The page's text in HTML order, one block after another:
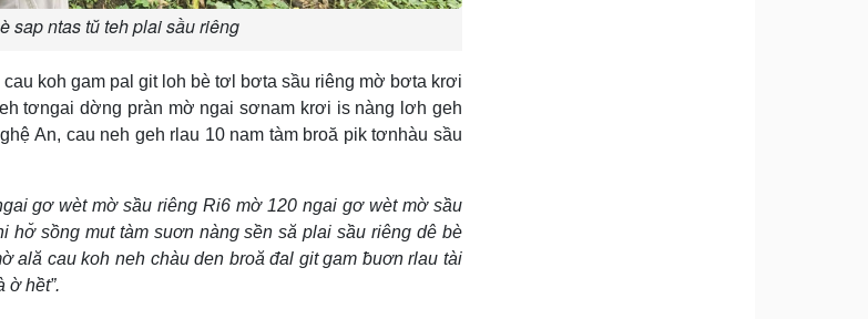
sap ntas tŭ teh plai sầu riêng
koh gam pal git loh bè tơl bơta sầu riêng mờ bơta krơi
tơngai dờng pràn mờ ngai sơnam krơi is nàng lơh geh
An, cau neh geh rlau 10 nam tàm broă pik tơnhàu sầu
gơ wèt mờ sầu riêng Ri6 mờ 120 ngai gơ wèt mờ sầu
hơ̆ sồng mut tàm suơn nàng sền să plai sầu riêng dê bè
ală cau koh neh chàu den broă đal git gam ƀuơn rlau tài
ờ hềt”.